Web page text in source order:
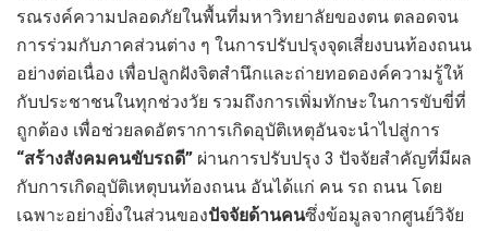
รณรงค์ความปลอดภัยในพื้นที่มหาวิทยาลัยของตน ตลอดจน
การร่วมกับภาคส่วนต่าง ๆ ในการปรับปรุงจุดเสี่ยงบนท้องถนน
อย่างต่อเนื่อง เพื่อปลูกฝังจิตสำนึกและถ่ายทอดองค์ความรู้ให้
กับประชาชนในทุกช่วงวัย รวมถึงการเพิ่มทักษะในการขับขี่ที่
ถูกต้อง เพื่อช่วยลดอัตราการเกิดอุบัติเหตุอันจะนำไปสู่การ
“สร้างสังคมคนขับรถดี” ผ่านการปรับปรุง 3 ปัจจัยสำคัญที่มีผล
กับการเกิดอุบัติเหตุบนท้องถนน อันได้แก่ คน รถ ถนน โดย
เฉพาะอย่างยิ่งในส่วนของปัจจัยด้านคนซึ่งข้อมูลจากศูนย์วิจัย